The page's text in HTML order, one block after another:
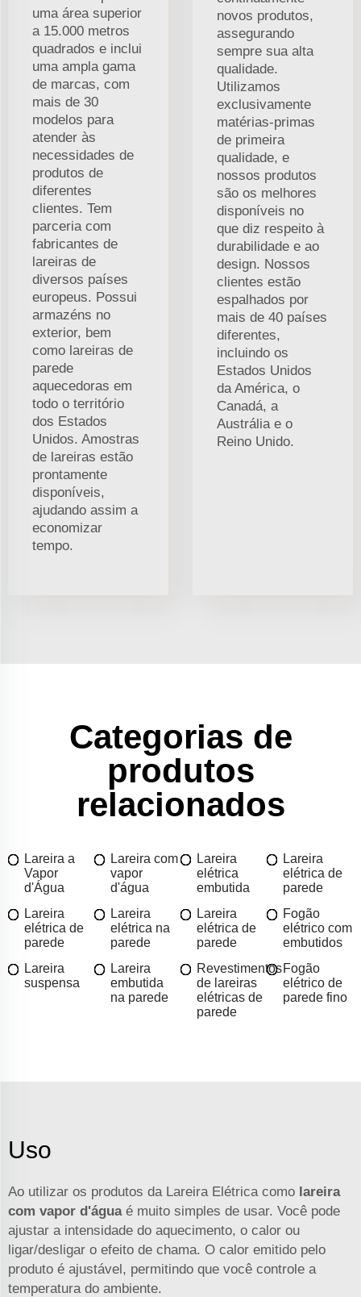
uma área superior
a 15.000 metros
quadrados e inclui
uma ampla gama
de marcas, com
mais de 30
modelos para
atender às
necessidades de
produtos de
diferentes
clientes. Tem
parceria com
fabricantes de
lareiras de
diversos países
europeus. Possui
armazéns no
exterior, bem
como lareiras de
parede
aquecedoras em
todo o território
dos Estados
Unidos. Amostras
de lareiras estão
prontamente
disponíveis,
ajudando assim a
economizar
tempo.
novos produtos,
assegurando
sempre sua alta
qualidade.
Utilizamos
exclusivamente
matérias-primas
de primeira
qualidade, e
nossos produtos
são os melhores
disponíveis no
que diz respeito à
durabilidade e ao
design. Nossos
clientes estão
espalhados por
mais de 40 países
diferentes,
incluindo os
Estados Unidos
da América, o
Canadá, a
Austrália e o
Reino Unido.
Categorias de
produtos
relacionados
Lareira a
Vapor
d'Água
Lareira com
vapor
d'água
Lareira
elétrica
embutida
Lareira
elétrica de
parede
Lareira
elétrica de
parede
Lareira
elétrica na
parede
Lareira
elétrica de
parede
Fogão
elétrico com
embutidos
Lareira
suspensa
Lareira
embutida
na parede
Revestimentos
de lareiras
elétricas de
parede
Fogão
elétrico de
parede fino
Uso
Ao utilizar os produtos da Lareira Elétrica como lareira
com vapor d'água é muito simples de usar. Você pode
ajustar a intensidade do aquecimento, o calor ou
ligar/desligar o efeito de chama. O calor emitido pelo
produto é ajustável, permitindo que você controle a
temperatura do ambiente.